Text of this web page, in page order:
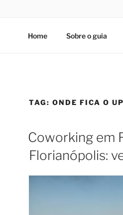
Home Sobre o guia
TAG: ONDE FICA O
Coworking em
Florianópolis: